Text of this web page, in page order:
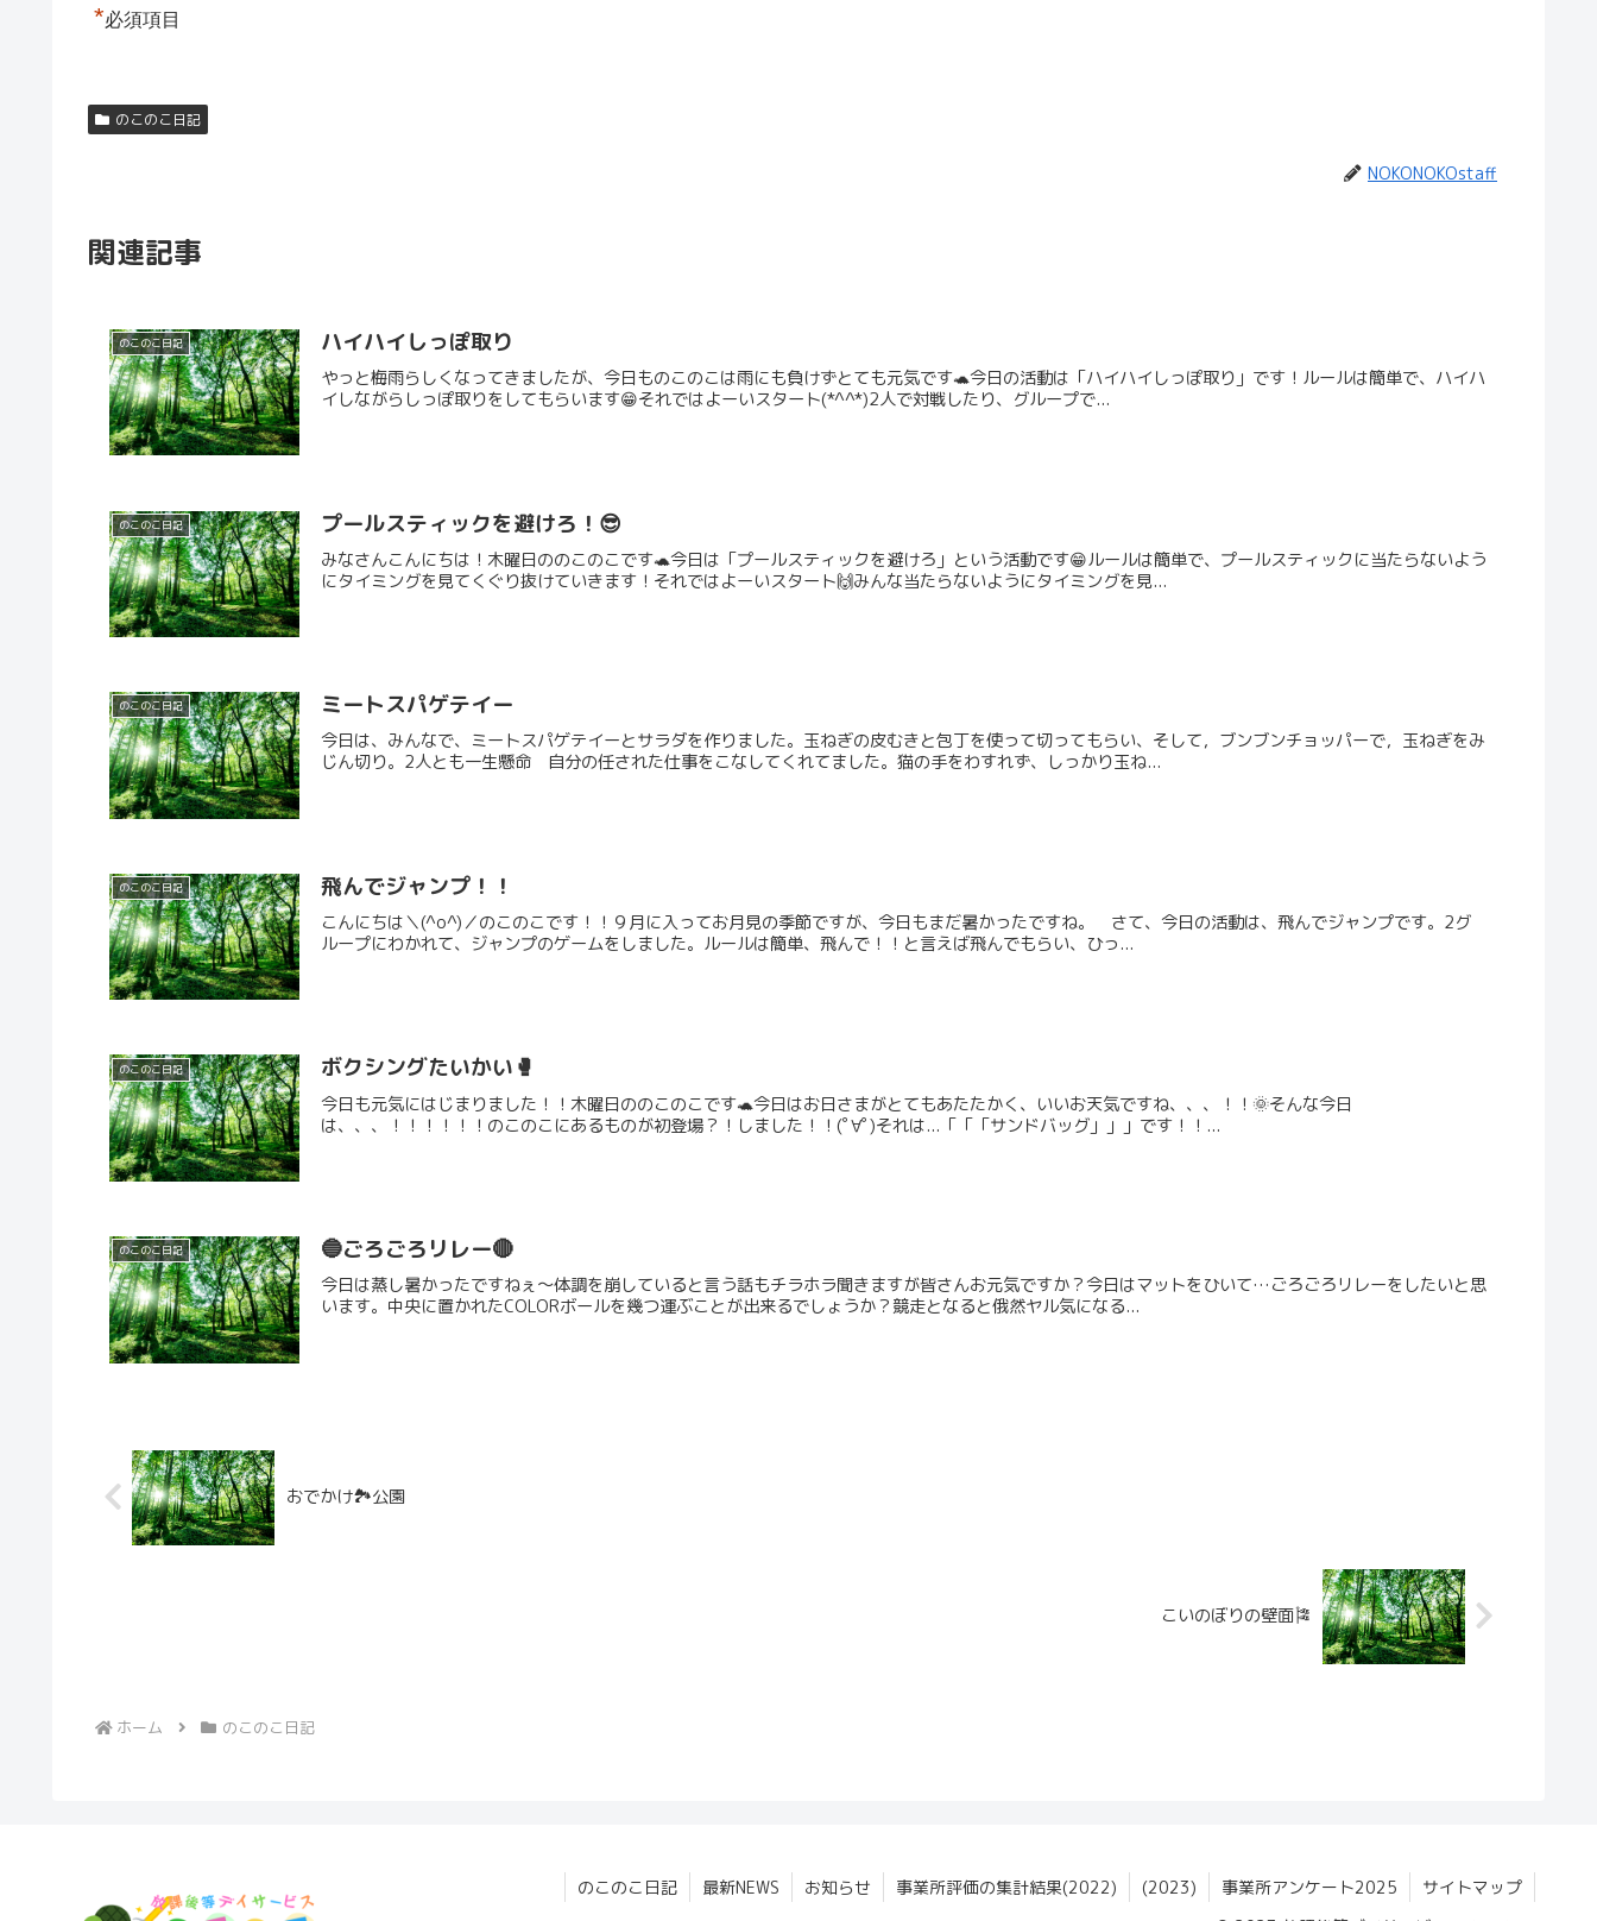
*必須項目
のこのこ日記
NOKONOKOstaff
関連記事
のこのこ日記 ハイハイしっぽ取り
やっと梅雨らしくなってきましたが、今日ものこのこは雨にも負けずとても元気です🐢今日の活動は「ハイハイしっぽ取り」です！ルールは簡単で、ハイハ
イしながらしっぽ取りをしてもらいます😁それではよーいスタート(*^^*)2人で対戦したり、グループで...
のこのこ日記 プールスティックを避けろ！😎
みなさんこんにちは！木曜日ののこのこです🐢今日は「プールスティックを避けろ」という活動です😁ルールは簡単で、プールスティックに当たらないよう
にタイミングを見てくぐり抜けていきます！それではよーいスタート🙌みんな当たらないようにタイミングを見...
のこのこ日記 ミートスパゲテイー
今日は、みんなで、ミートスパゲテイーとサラダを作りました。玉ねぎの皮むきと包丁を使って切ってもらい、そして，ブンブンチョッパーで，玉ねぎをみ
じん切り。2人とも一生懸命 自分の任された仕事をこなしてくれてました。猫の手をわすれず、しっかり玉ね...
のこのこ日記 飛んでジャンプ！！
こんにちは＼(^o^)／のこのこです！！９月に入ってお月見の季節ですが、今日もまだ暑かったですね。 さて、今日の活動は、飛んでジャンプです。2グ
ループにわかれて、ジャンプのゲームをしました。ルールは簡単、飛んで！！と言えば飛んでもらい、ひっ...
のこのこ日記 ボクシングたいかい🥊
今日も元気にはじまりました！！木曜日ののこのこです🐢今日はお日さまがとてもあたたかく、いいお天気ですね、、、！！🌞そんな今日
は、、、！！！！！！のこのこにあるものが初登場？！しました！！(ﾟ∀ﾟ)それは...「「「サンドバッグ」」」です！！...
のこのこ日記 🔵ごろごろリレー🔴
今日は蒸し暑かったですねぇ〜体調を崩していると言う話もチラホラ聞きますが皆さんお元気ですか？今日はマットをひいて…ごろごろリレーをしたいと思
います。中央に置かれたCOLORボールを幾つ運ぶことが出来るでしょうか？競走となると俄然ヤル気になる...
おでかけ🏞️公園
こいのぼりの壁面🎏
ホーム のこのこ日記
のこのこ日記 最新NEWS お知らせ 事業所評価の集計結果(2022) (2023) 事業所アンケート2025
サイトマップ